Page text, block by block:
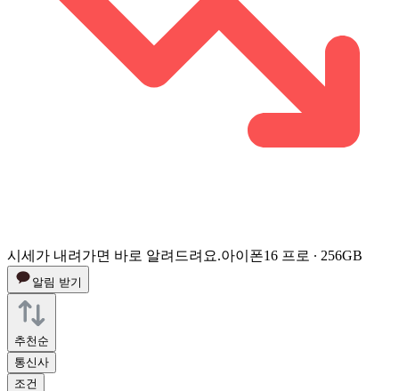
시세가 내려가면 바로 알려드려요.아이폰16 프로 ∙ 256GB
알림 받기
추천순
통신사
조건